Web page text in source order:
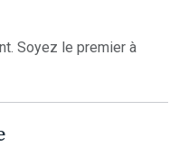
Soyez le premier à